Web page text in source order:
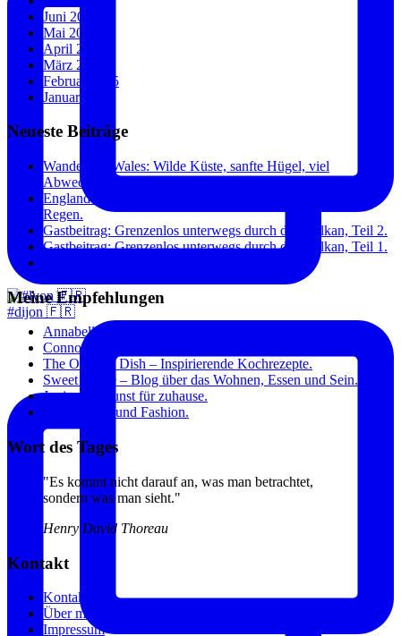
#dijon 🇫🇷
Juni 2015
Mai 2015
April 2015
März 2015
Februar 2015
Januar 2015
Neueste Beiträge
Wandern in Wales: Wilde Küste, sanfte Hügel, viel
Abwechslung.
England und Wales: Städte, Küste und überraschend wenig
Regen.
Gastbeitrag: Grenzenlos unterwegs durch den Balkan, Teil 2.
Gastbeitrag: Grenzenlos unterwegs durch den Balkan, Teil 1.
Meine Empfehlungen
Annabelle – Die Frauenzeitschrift.
Connox – Die aktuellsten Designtrends.
The Original Dish – Inspirierende Kochrezepte.
Sweet Home – Blog über das Wohnen, Essen und Sein.
Junique – Kunst für zuhause.
Gala – Stars und Fashion.
Wort des Tages
"Es kommt nicht darauf an, was man betrachtet,
sondern was man sieht."
Henry David Thoreau
Kontakt
Kontakt
Über mich
Impressum